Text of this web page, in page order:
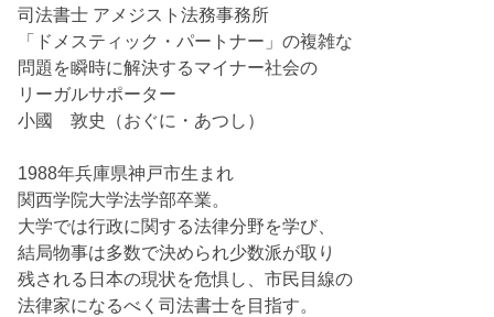
司法書士 アメジスト法務事務所
「ドメスティック・パートナー」の複雑な
問題を瞬時に解決するマイナー社会の
リーガルサポーター
小國 敦史（おぐに・あつし）
1988年兵庫県神戸市生まれ
関西学院大学法学部卒業。
大学では行政に関する法律分野を学び、
結局物事は多数で決められ少数派が取り
残される日本の現状を危惧し、市民目線の
法律家になるべく司法書士を目指す。